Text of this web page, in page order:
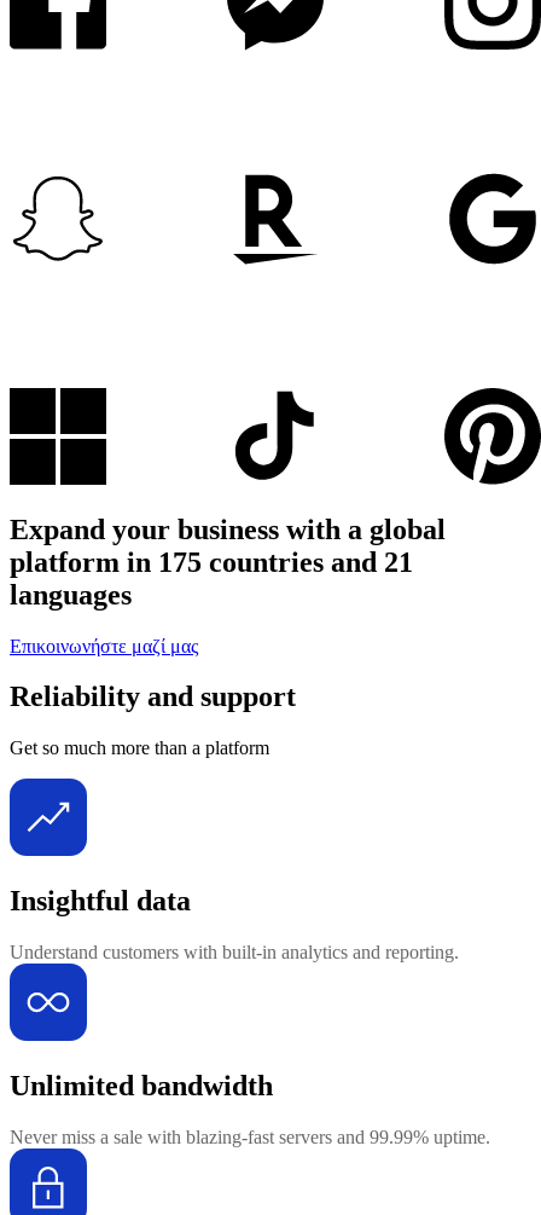
Expand your business with a global
platform in 175 countries and 21
languages
Επικοινωνήστε μαζί μας
Reliability and support
Get so much more than a platform
Insightful data
Understand customers with built-in analytics and reporting.
Unlimited bandwidth
Never miss a sale with blazing-fast servers and 99.99% uptime.